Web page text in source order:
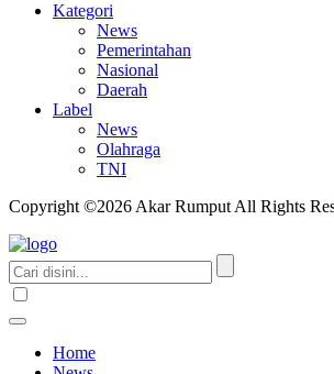
Kategori
News
Pemerintahan
Nasional
Daerah
Label
News
Olahraga
TNI
Copyright ©2026 Akar Rumput All Rights
Home